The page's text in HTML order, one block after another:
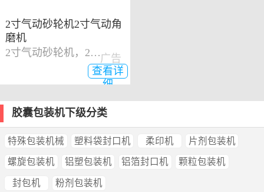
2寸气动砂轮机2寸气动角
磨机
2寸气动砂轮机，2寸气动角磨机
查看详
细
广告
胶囊包装机下级分类
特殊包装机械 塑料袋封口机 柔印机 片剂包装机
螺旋包装机 铝塑包装机 铝箔封口机 颗粒包装机
封包机 粉剂包装机